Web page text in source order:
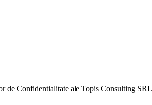
de Confidentialitate ale Topis Consulting SRL